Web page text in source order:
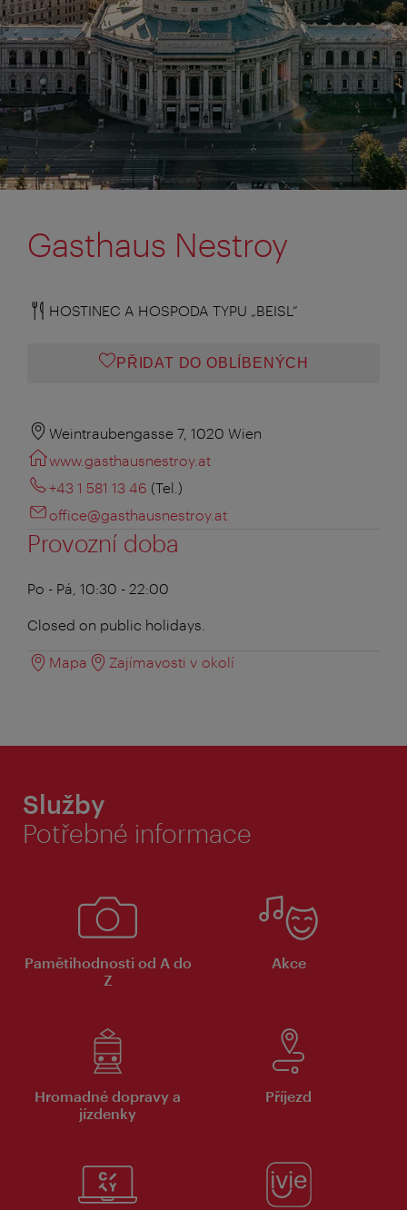
Gasthaus Nestroy
HOSTINEC A HOSPODA TYPU „BEISL“
PŘIDAT DO OBLÍBENÝCH
Weintraubengasse 7, 1020 Wien
www.gasthausnestroy.at
+43 1 581 13 46 (Tel.)
office@gasthausnestroy.at
Provozní doba
Po - Pá, 10:30 - 22:00
Closed on public holidays.
Mapa Zajímavosti v okolí
Služby
Potřebné informace
Pamětihodnosti od A do
Z
Akce
Hromadné dopravy a
jízdenky
Příjezd